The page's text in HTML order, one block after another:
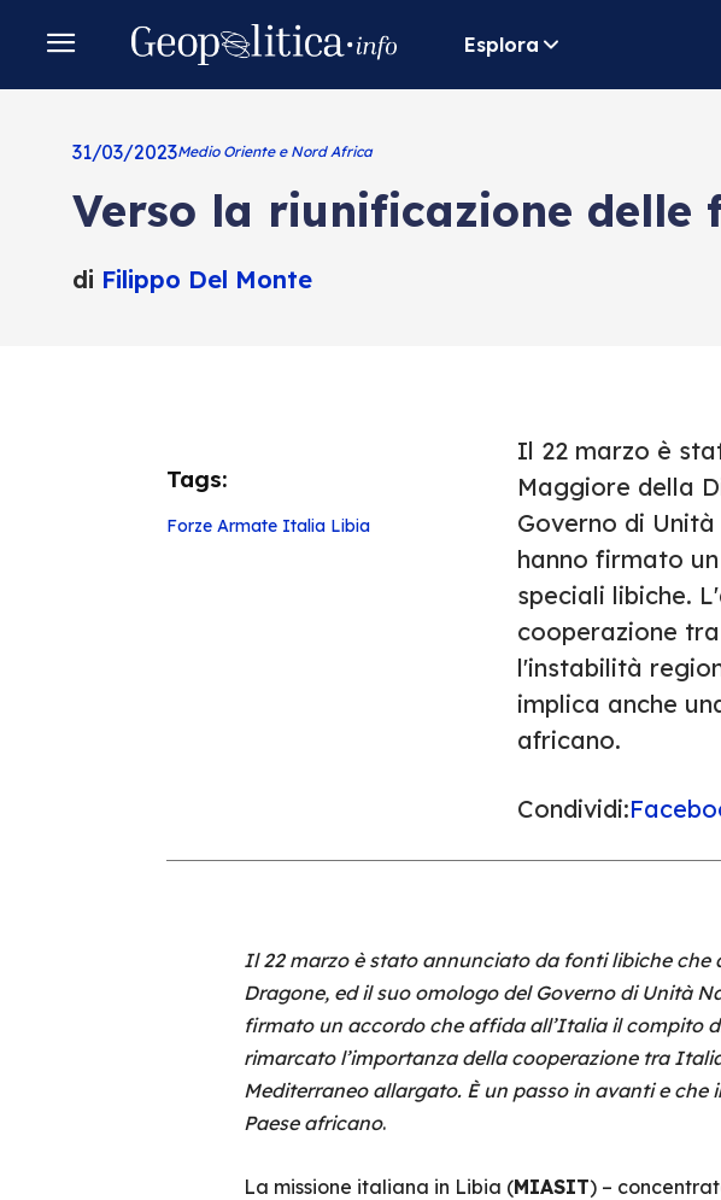
Esplora
31/03/2023Medio Oriente e Nord Africa
Verso la riunificazione
di Filippo Del Monte
Tags:
Forze Armate Italia Libia
Il 22 marzo è
Maggiore della
Governo di
hanno firmato
speciali libiche.
cooperazione
l'instabilità
implica anche
africano.
Condividi:
Il 22 marzo è stato annunciato da fonti libiche che
Dragone, ed il suo omologo del Governo di Unità
firmato un accordo che affida all’Italia il compito
rimarcato l’importanza della cooperazione tra
Mediterraneo allargato. È un passo in avanti e
Paese africano.
La missione italiana in Libia (MIASIT) –